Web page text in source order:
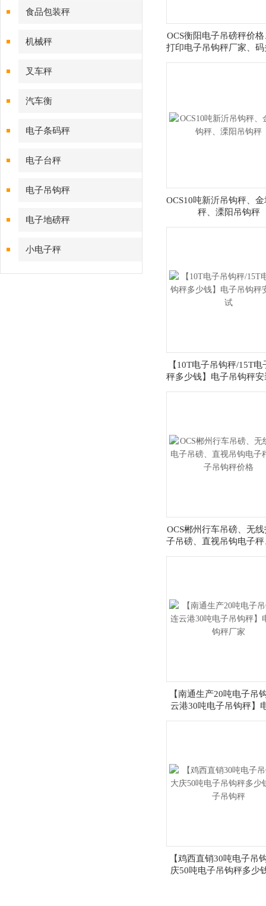
食品包装秤
机械秤
叉车秤
汽车衡
电子条码秤
电子台秤
电子吊钩秤
电子地磅秤
小电子秤
OCS衡阳电子吊磅秤价
打印电子吊钩秤厂家、
OCS10吨新沂吊钩秤、
秤、溧阳吊钩秤
【10T电子吊钩秤/15T电
秤多少钱】电子吊钩秤
OCS郴州行车吊磅、无
子吊磅、直视吊钩电子
【南通生产20吨电子吊
云港30吨电子吊钩秤】
【鸡西直销30吨电子吊
庆50吨电子吊钩秤多少